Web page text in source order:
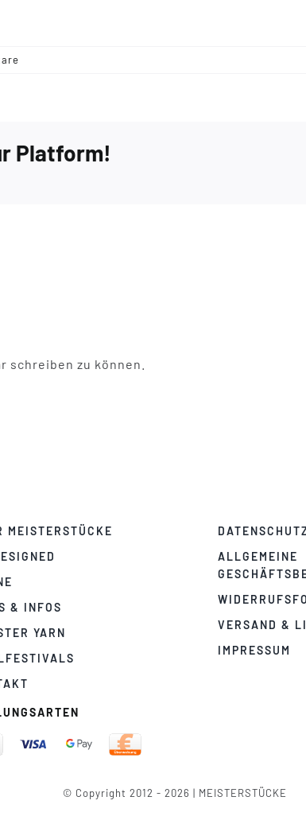
Platform!
schreiben zu können.
MEISTERSTÜCKE
& INFOS
YARN
ALLGEMEINE
VERSAND &
IMPRESSUM
© Copyright 2012 - 2026 | MEISTERSTÜCKE